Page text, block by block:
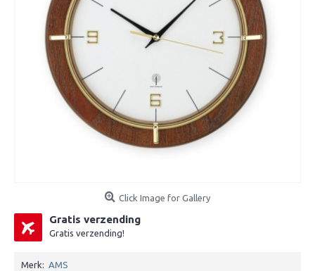
Click Image for Gallery
Gratis verzending
Gratis verzending!
Merk: AMS